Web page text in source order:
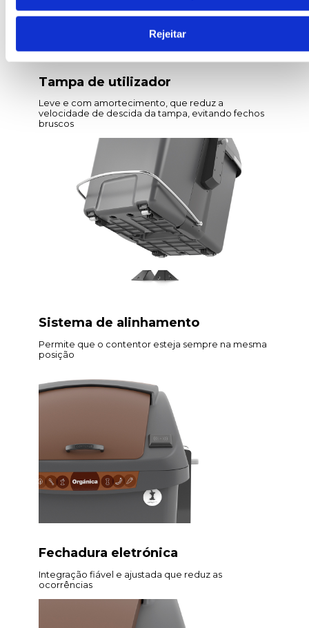
Rejeitar
Tampa de utilizador
Leve e com amortecimento, que reduz a
velocidade de descida da tampa, evitando fechos
bruscos
Sistema de alinhamento
Permite que o contentor esteja sempre na mesma
posição
Fechadura eletrónica
Integração fiável e ajustada que reduz as
ocorrências